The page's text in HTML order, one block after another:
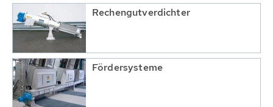
Rechengutverdichter
Fördersysteme